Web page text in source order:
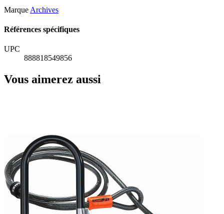
Marque Archives
Références spécifiques
UPC
888818549856
Vous aimerez aussi